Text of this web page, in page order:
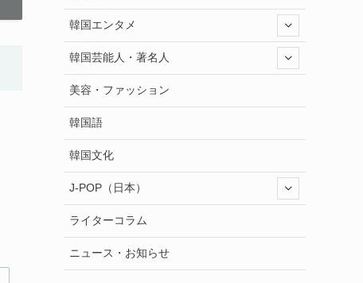
韓国エンタメ
韓国芸能人・著名人
美容・ファッション
韓国語
韓国文化
J-POP（日本）
ライターコラム
ニュース・お知らせ